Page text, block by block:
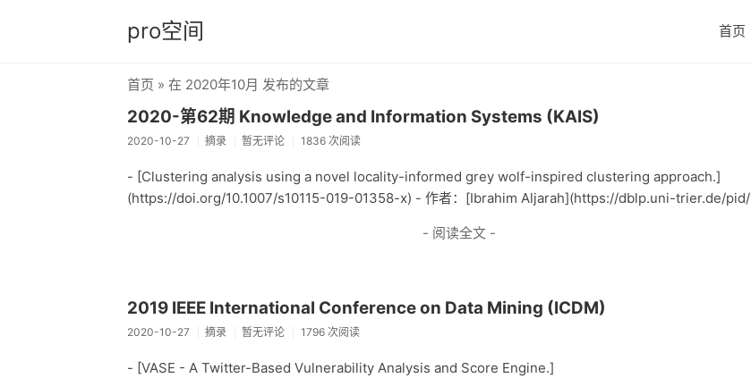
pro空间 首页
首页 » 在 2020年10月 发布的文章
2020-第62期 Knowledge and Information Systems (KAIS)
2020-10-27 摘录 暂无评论 1836 次阅读
- [Clustering analysis using a novel locality-informed grey wolf-inspired clustering approach.]
(https://doi.org/10.1007/s10115-019-01358-x) - 作者：[Ibrahim Aljarah](https://dblp.uni-trier.de/pid/
- 阅读全文 -
2019 IEEE International Conference on Data Mining (ICDM)
2020-10-27 摘录 暂无评论 1796 次阅读
- [VASE - A Twitter-Based Vulnerability Analysis and Score Engine.]